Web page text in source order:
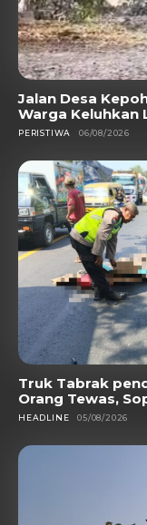
Jalan Desa
Warga Keluhkan
PERISTIWA 06/08/2026
Truk Tabrak
Orang Tewas,
HEADLINE 05/08/2026